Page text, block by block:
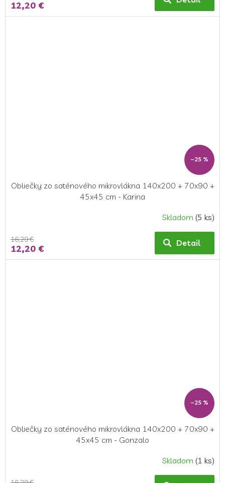
12,20 €
–25 %
Obliečky zo saténového mikrovlákna 140x200 + 70x90 +
45x45 cm - Karina
Skladom (5 ks)
16,29 €
12,20 € Detail
–25 %
Obliečky zo saténového mikrovlákna 140x200 + 70x90 +
45x45 cm - Gonzalo
Skladom (1 ks)